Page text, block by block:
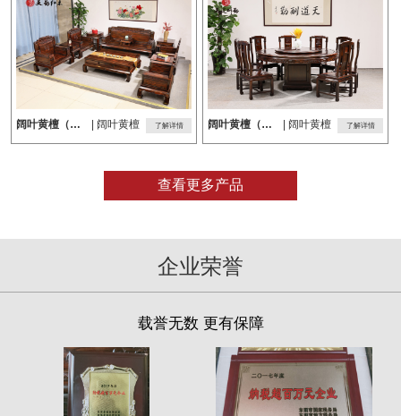
阔叶黄檀（黑酸枝）沙发 | 阔叶黄檀 了解详情 阔叶黄檀（黑酸枝）餐桌 | 阔叶黄檀 了解详情
查看更多产品
企业荣誉
载誉无数 更有保障